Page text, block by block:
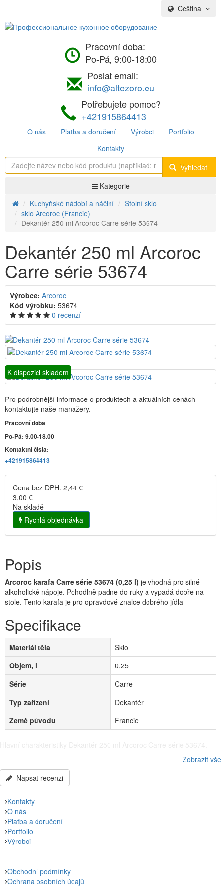
Čeština
Pracovní doba:
Po-Pá, 9:00-18:00
Poslat email:
info@altezoro.eu
Potřebujete pomoc?
+421915864413
O nás Platba a doručení Výrobci
Portfolio
Kontakty
Vyhledat
Kategorie
Kuchyňské nádobí a náčiní
Stolní sklo
sklo Arcoroc (Francie)
Dekantér 250 ml Arcoroc Carre série 53674
Dekantér 250 ml Arcoroc
Carre série 53674
Výrobce: Arcoroc
Kód výrobku: 53674
0 recenzí
K dispozici skladem
Pro podrobnější informace o produktech a aktuálních cenách
kontaktujte naše manažery.
Pracovní doba
Po-Pá: 9.00-18.00
Kontaktní čísla:
+421915864413
Cena bez DPH: 2,44 €
3,00 €
Na skladě
Rychlá objednávka
Popis
Arcoroc karafa Carre série 53674 (0,25 l) je vhodná pro silné
alkoholické nápoje. Pohodlně padne do ruky a vypadá dobře na
stole. Tento karafa je pro opravdové znalce dobrého jídla.
Specifikace
Materiál těla
Sklo
Objem, l
0,25
Série
Carre
Typ zařízení
Dekantér
Země původu
Francie
Materiál těla - Sklo, Objem, l - 0,25, Série - Carre, Typ zařízení -
Dekantér, Země původu - Francie, další specifikace po telefonu:
+38(067) 5710158.
Zobrazit vše
Napsat recenzi
Kontakty
O nás
Platba a doručení
Portfolio
Výrobci
Obchodní podmínky
Ochrana osobních údajů